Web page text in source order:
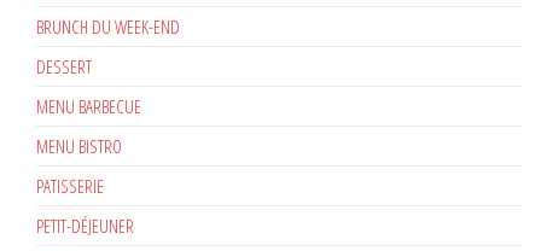
BRUNCH DU WEEK-END
DESSERT
MENU BARBECUE
MENU BISTRO
PATISSERIE
PETIT-DÉJEUNER